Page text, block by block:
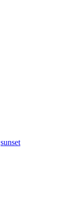
sunset